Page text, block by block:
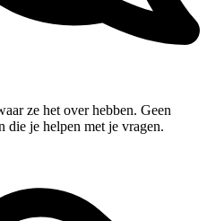
ze het over hebben. Geen
die je helpen met je vragen.